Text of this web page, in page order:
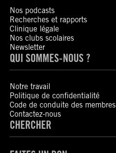
Nos podcasts
Recherches et rapports
Clinique légale
Nos clubs scolaires
Newsletter
QUI SOMMES-NOUS ?
Notre travail
Politique de confidentialité
Code de conduite des membres
Contactez-nous
CHERCHER